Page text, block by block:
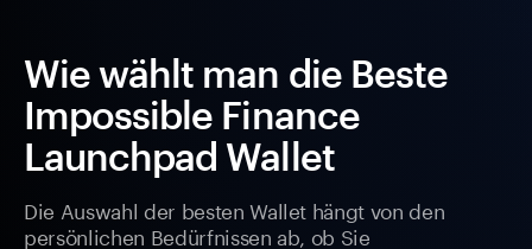
Wie wählt man die Beste
Impossible Finance
Launchpad Wallet
Die Auswahl der besten Wallet hängt von den
persönlichen Bedürfnissen ab, ob Sie